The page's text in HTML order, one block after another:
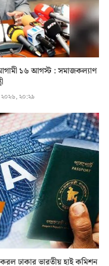
আগামী ১৬ আগস্ট : সমাজকল্যাণ
২০:২৯
করল ঢাকার ভারতীয় হাই কমিশন